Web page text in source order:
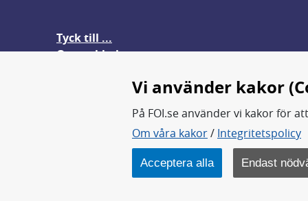
Tyck till ...
Om webbplatsen
FOI forskar för en säkrare värld.
FOI:s kärnverksamhet är
Myndigheten ligger under
Vi använder kakor
På FOI.se använder vi kakor för
Om våra kakor/ Integritetspolicy
Acceptera alla Endast